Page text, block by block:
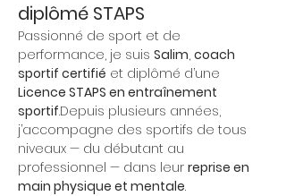
diplômé STAPS
Passionné de sport et de
performance, je suis Salim, coach
sportif certifié et diplômé d’une
Licence STAPS en entraînement
sportif.Depuis plusieurs années,
j’accompagne des sportifs de tous
niveaux — du débutant au
professionnel — dans leur reprise en
main physique et mentale.